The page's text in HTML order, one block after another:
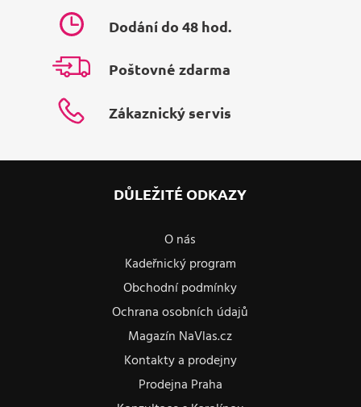
Dodání do 48 hod.
Poštovné zdarma
Zákaznický servis
DŮLEŽITÉ ODKAZY
O nás
Kadeřnický program
Obchodní podmínky
Ochrana osobních údajů
Magazín NaVlas.cz
Kontakty a prodejny
Prodejna Praha